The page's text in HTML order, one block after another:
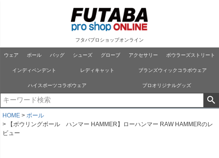
フタバプロショップオンライン
ウェア ボール バッグ シューズ グローブ アクセサリー ボウラーズストリート
インディペンデント レディキャット ブランズウィックコラボウェア
ハイスポーツコラボウェア プロオリジナルグッズ
HOME
ボール
【ボウリングボール ハンマー HAMMER】ローハンマー RAW HAMMERのレ
ビュー